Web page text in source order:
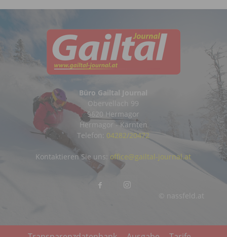
Büro Gailtal Journal
Obervellach 99
9620 Hermagor
Hermagor - Kärnten
Telefon: 04282/20472
© nassfeld.at
Kontaktieren Sie uns: office@gailtal-journal.at